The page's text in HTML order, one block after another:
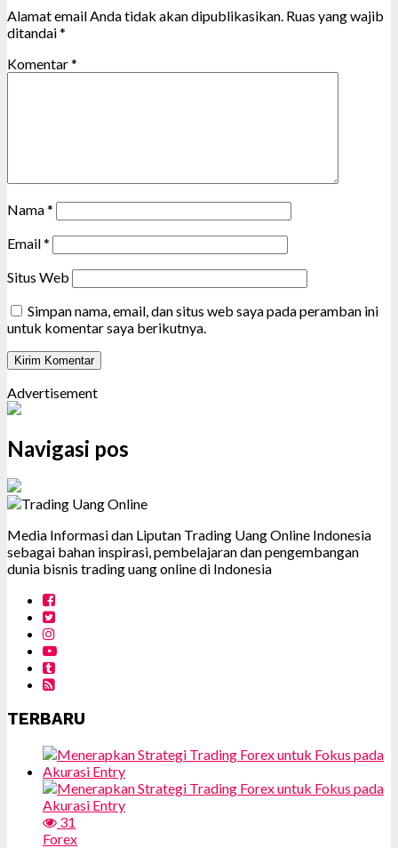
Alamat email Anda tidak akan dipublikasikan. Ruas yang wajib
ditandai*
Komentar*
Nama*
Email*
Situs Web
Simpan nama, email, dan situs web saya pada peramban ini
untuk komentar saya berikutnya.
Advertisement
Navigasi pos
Media Informasi dan Liputan Trading Uang Online Indonesia
sebagai bahan inspirasi, pembelajaran dan pengembangan
dunia bisnis trading uang online di Indonesia
TERBARU
31
Forex